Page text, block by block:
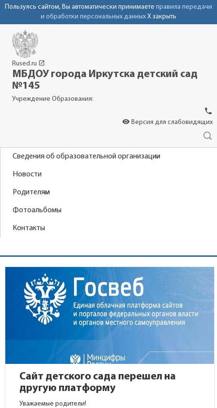
Пользуясь сайтом, Вы автоматически принимаете правила передачи
и обработки персональных данных X закрыть
Rused.ru launch
МБДОУ города Иркутска детский сад
№145
Учреждение Образования:
phone
visibility Версия для слабовидящих
Сведения об образовательной организации
Новости
Родителям
Фотоальбомы
Контакты
Сайт детского сада перешел на
другую платформу
Уважаемые родители!